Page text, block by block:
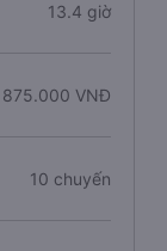
13.4 giờ
875.000 VNĐ
10 chuyến